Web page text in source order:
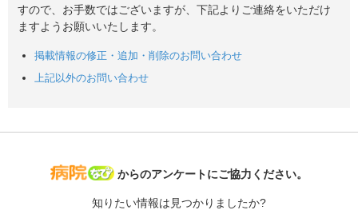
すので、お手数ではございますが、下記よりご連絡をいただけ
ますようお願いいたします。
掲載情報の修正・追加・削除のお問い合わせ
上記以外のお問い合わせ
病院なび
からのアンケートにご協力ください。
知りたい情報は見つかりましたか?